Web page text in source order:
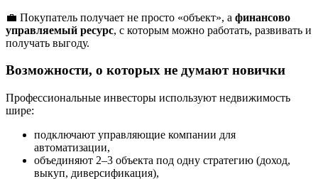
💼 Покупатель получает не просто «объект», а финансово
управляемый ресурс, с которым можно работать, развивать и
получать выгоду.
Возможности, о которых не думают новички
Профессиональные инвесторы используют недвижимость
шире:
подключают управляющие компании для
автоматизации,
объединяют 2–3 объекта под одну стратегию (доход,
выкуп, диверсификация),